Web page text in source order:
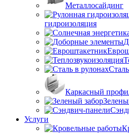
Металлосайдинг
гидроизоляция
Каркасный
Услуги